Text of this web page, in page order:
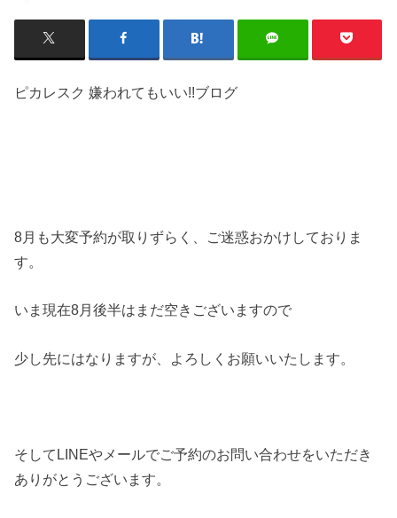
ピカレスク 嫌われてもいい!!ブログ
8月も大変予約が取りずらく、ご迷惑おかけしておりま
す。
いま現在8月後半はまだ空きございますので
少し先にはなりますが、よろしくお願いいたします。
そしてLINEやメールでご予約のお問い合わせをいただき
ありがとうございます。